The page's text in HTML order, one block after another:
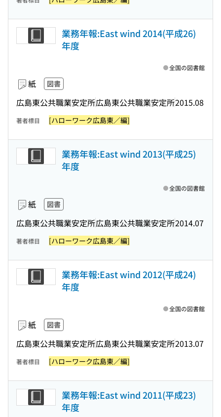
業務年報:East wind 2014(平成26)
年度
紙 図書
広島東公共職業安定所広島東公共職業安定所2015.08
全国の図書館
著者標目 [ハローワーク広島東／編]
業務年報:East wind 2013(平成25)
年度
紙 図書
広島東公共職業安定所広島東公共職業安定所2014.07
全国の図書館
著者標目 [ハローワーク広島東／編]
業務年報:East wind 2012(平成24)
年度
紙 図書
広島東公共職業安定所広島東公共職業安定所2013.07
全国の図書館
著者標目 [ハローワーク広島東／編]
業務年報:East wind 2011(平成23)
年度